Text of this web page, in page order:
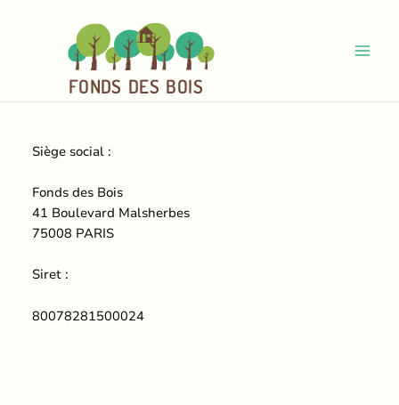
FONDS DES BOIS
Siège social :
Fonds des Bois
41 Boulevard Malsherbes
75008 PARIS
Siret :
80078281500024